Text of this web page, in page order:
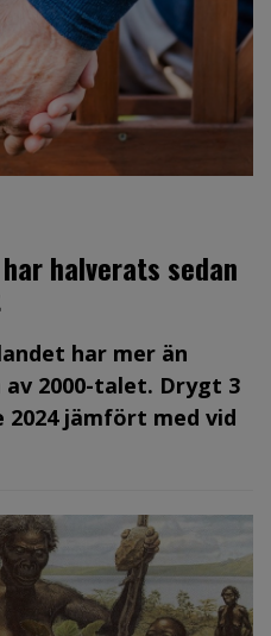
halverats sedan
har mer än
2000-talet. Drygt 3
jämfört med vid